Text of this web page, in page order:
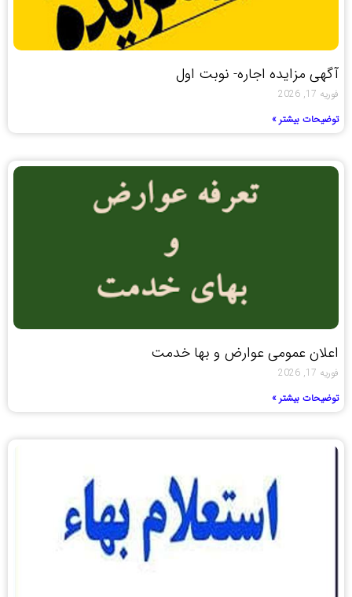
آگهی مزایده اجاره- نوبت اول
فوریه 17, 2026
توضیحات بیشتر »
اعلان عمومی عوارض و بها خدمت
فوریه 17, 2026
توضیحات بیشتر »